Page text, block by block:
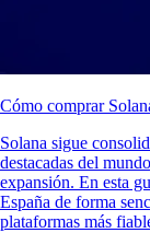
Cómo comprar
Solana sigue
destacadas del
expansión. En esta
España de forma
plataformas más